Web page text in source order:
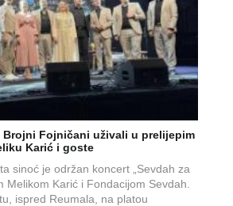
Fojničani uživali u prelijepim
Karić i goste
sinoć je održan koncert „Sevdah za
Melikom Karić i Fondacijom Sevdah.
ispred Reumala, na platou